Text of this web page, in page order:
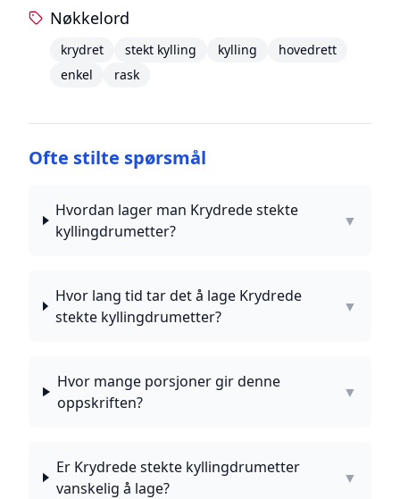
Nøkkelord
krydret stekt kylling kylling
hovedrett
enkel
rask
Ofte stilte spørsmål
Hvordan lager man Krydrede stekte
kyllingdrumetter?
▼
Hvor lang tid tar det å lage Krydrede
stekte kyllingdrumetter?
▼
Hvor mange porsjoner gir denne
oppskriften?
▼
Er Krydrede stekte kyllingdrumetter
vanskelig å lage?
▼